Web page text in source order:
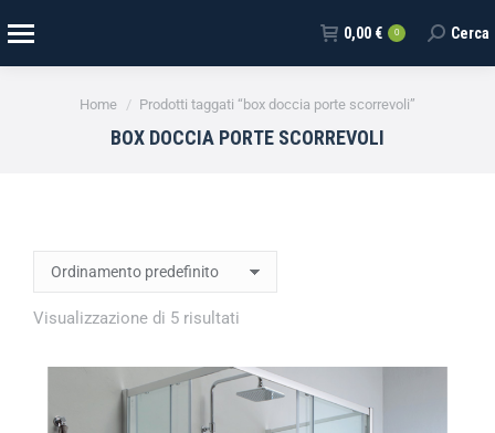
0,00 € 0 Cerca
Tu sei qui:
Home Prodotti taggati “box doccia porte scorrevoli”
BOX DOCCIA PORTE SCORREVOLI
Visualizzazione di 5 risultati